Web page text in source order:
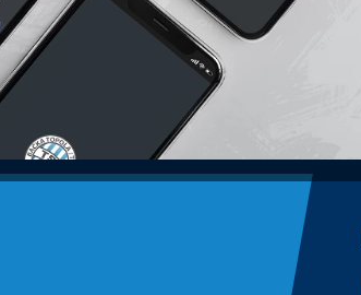
. A TSC gólját Petrovićszerezte.